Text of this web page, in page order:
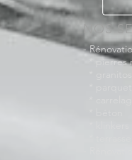
NOS
-
* pierres
*
-